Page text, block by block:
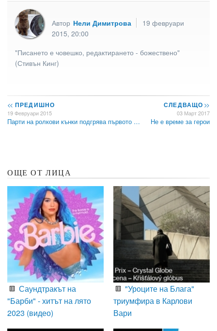
Автор Нели Димитрова
19 февруари
2015, 20:00
"Писането е човешко, редактирането - божествено"
(Стивън Кинг)
<< ПРЕДИШНО
19 Февруари 2015
Парти на ролкови кънки подгрява първото …
СЛЕДВАЩО>>
03 Март 2017
Не е време за герои
ОЩЕ ОТ ЛИЦА
Саундтракът на
"Барби" - хитът на лято
2023 (видео)
"Уроците на Блага"
триумфира в Карлови
Вари